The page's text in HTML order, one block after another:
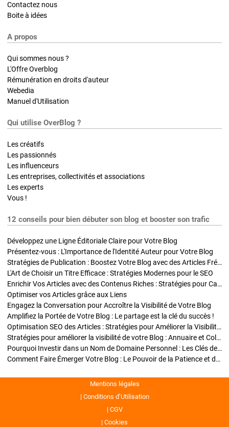
Contactez nous
Boite à idées
A propos
Qui sommes nous ?
L'Offre Overblog
Rémunération en droits d'auteur
Webedia
Manuel d'Utilisation
Qui utilise OverBlog ?
Les créatifs
Les passionnés
Les influenceurs
Les entreprises, collectivités et associations
Les experts
Vous !
12 conseils pour bien débuter son blog et booster son trafic
Développez une Ligne Éditoriale Claire pour Votre Blog
Présentez-vous : L'Importance de l'Identité Auteur pour Votre Blog
Stratégies de Publication : Boostez Votre Blog avec des Articles Fréquents et Exclusifs
L'Art de Choisir un Titre Efficace : Stratégies Modernes pour le SEO
Enrichir Vos Articles avec des Contenus Riches : Stratégies pour Captiver et Optimiser
Optimiser vos Articles grâce aux Liens
Engagez la Conversation pour Accroître la Visibilité de Votre Blog
Amplifiez la Portée de Votre Blog : Le partage est la clé du succès !
Optimisation SEO des Articles : Stratégies pour Améliorer la Visibilité de Votre Blog
Stratégies pour améliorer la visibilité de votre Blog : Annuaire et Collaborations
Pourquoi Investir dans un Nom de Domaine Personnel : Les Clés de la Réussite de Votre Blog
Comment Faire Émerger Votre Blog : Le Pouvoir de la Patience et de la Persévérance
Mentions légales
Conditions d’Utilisation
CGV
Cookies